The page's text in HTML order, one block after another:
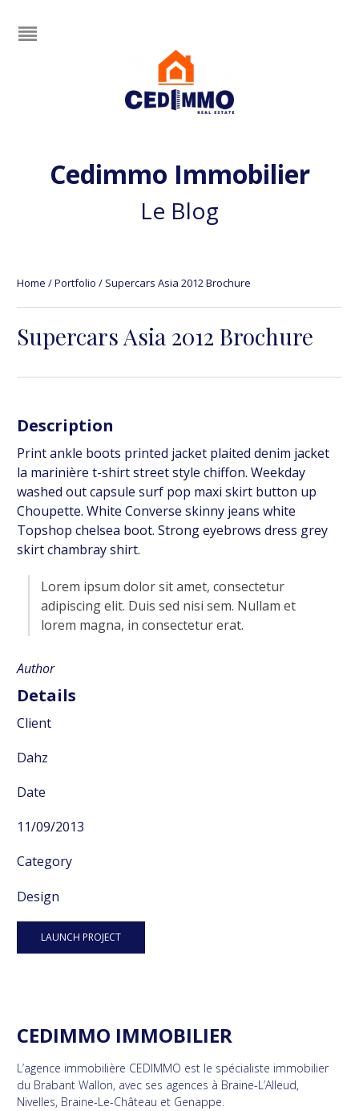
Cedimmo Immobilier
Le Blog
Home /Portfolio / Supercars Asia 2012 Brochure
Supercars Asia 2012 Brochure
Description
Print ankle boots printed jacket plaited denim jacket
la marinière t-shirt street style chiffon. Weekday
washed out capsule surf pop maxi skirt button up
Choupette. White Converse skinny jeans white
Topshop chelsea boot. Strong eyebrows dress grey
skirt chambray shirt.
Lorem ipsum dolor sit amet, consectetur
adipiscing elit. Duis sed nisi sem. Nullam et
lorem magna, in consectetur erat.
Author
Details
Client
Dahz
Date
11/09/2013
Category
Design
LAUNCH PROJECT
CEDIMMO IMMOBILIER
L’agence immobilière CEDIMMO est le spécialiste immobilier
du Brabant Wallon, avec ses agences à Braine-L’Alleud,
Nivelles, Braine-Le-Château et Genappe.